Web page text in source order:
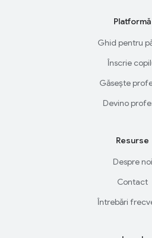
Platformă
Ghid pentru
Înscrie
Găsește
Devino
Resurse
Despre noi
Contact
Întrebări